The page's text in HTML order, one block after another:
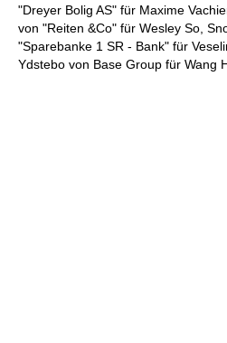
"Dreyer Bolig AS" für Maxime
von "Reiten &Co" für Wesley So,
"Sparebanke 1 SR - Bank" für
Ydstebo von Base Group für Wang